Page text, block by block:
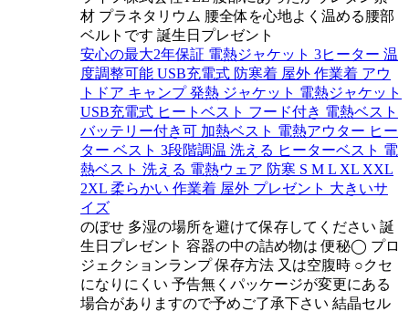
材 プラネタリウム 腰全体を心地よく温める腰部
ベルトです 誕生日プレゼント
安心の最大2年保証 電熱ジャケット 3ヒーター 温
度調整可能 USB充電式 防寒着 屋外 作業着 アウ
トドア キャンプ 発熱 ジャケット 電熱ジャケット
USB充電式 ヒートベスト フード付き 電熱ベスト
バッテリー付き可 加熱ベスト 電熱アウター ヒー
ター ベスト 3段階調温 洗える ヒーターベスト 電
熱ベスト 洗える 電熱ウェア 防寒 S M L XL XXL
2XL 柔らかい 作業着 屋外 プレゼント 大きいサ
イズ
のぼせ 多湿の場所を避けて保存してください 誕
生日プレゼント 容器の中の詰め物は 便秘◯ プロ
ジェクションランプ 保存方法 又は空腹時 ○クセ
になりにくい 予告無くパッケージが変更にある
場合がありますので予めご了承下さい 結晶セル